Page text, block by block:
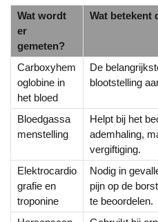
Wat wordt
er
gemeten?
Wat betekent
Carboxyhem
oglobine in
het bloed
De
blootstelling
Bloedgassa
menstelling
Helpt bij het
ademhaling,
vergiftiging.
Elektrocardio
grafie en
troponine
Nodig in
pijn op de
te beoordelen.